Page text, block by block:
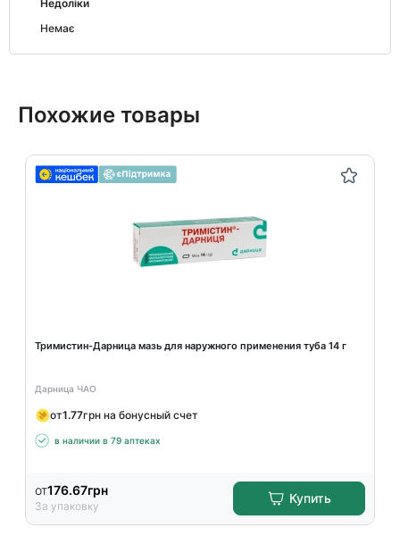
Недоліки
Немає
Похожие товары
Тримистин-Дарница мазь для наружного применения туба 14 г
Дарница ЧАО
от1.77грн на бонусный счет
в наличии в 79 аптеках
от176.67грн
За упаковку
Купить